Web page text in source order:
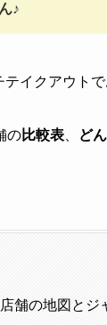
♪
イクアウト
の比較表、 ど
舗の地図とジ